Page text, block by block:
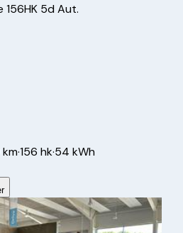
156HK 5d Aut.
·156 hk·54 kWh